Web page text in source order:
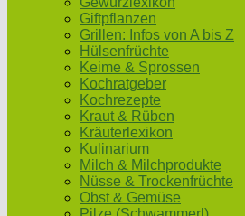
Giftpflanzen
Grillen: Infos von A bis Z
Hülsenfrüchte
Keime & Sprossen
Kochratgeber
Kochrezepte
Kraut & Rüben
Kräuterlexikon
Kulinarium
Milch & Milchprodukte
Nüsse & Trockenfrüchte
Obst & Gemüse